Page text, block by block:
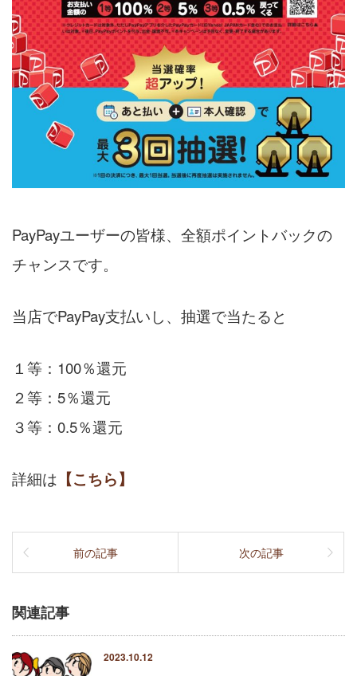
PayPayユーザーの皆様、全額ポイントバックの
チャンスです。
当店でPayPay支払いし、抽選で当たると
１等：100％還元
２等：5％還元
３等：0.5％還元
詳細は 【こちら】
前の記事 次の記事
関連記事
2023.10.12